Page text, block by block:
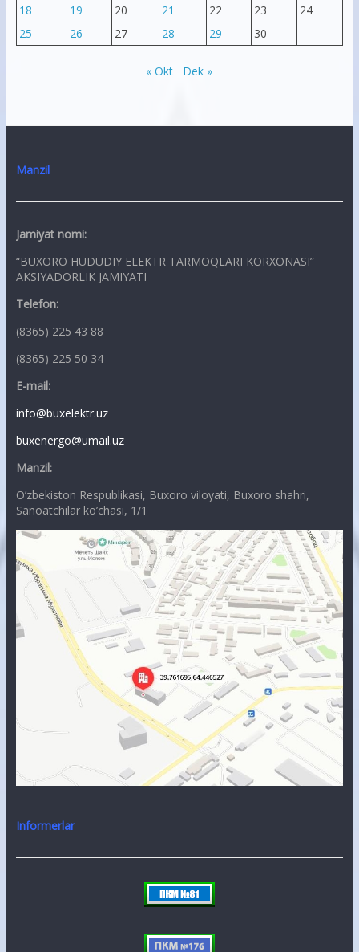
18
19 20 21 22 23
24
25
26 27 28 29 30
« Okt Dek »
Manzil
Jamiyat nomi:
“BUXORO HUDUDIY ELEKTR TARMOQLARI KORXONASI”
AKSIYADORLIK JAMIYATI
Telefon:
(8365) 225 43 88
(8365) 225 50 34
E-mail:
info@buxelektr.uz
buxenergo@umail.uz
Manzil:
O’zbekiston Respublikasi, Buxoro viloyati, Buxoro shahri,
Sanoatchilar ko’chasi, 1/1
Informerlar